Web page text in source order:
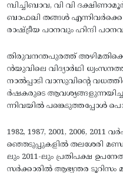
മ്പിച്ചിബാവ, വി വി
ബാഫഖി തങ്ങള്‍
രാഷ്ട്രീയ പഠനവും ഹിന്ദി
തിരുവനന്തപുരത്ത്‌
ന്‍യുവിലെ വിദ്യാര്‍ഥി
നാല്‍പ്പാടി വാസുവിന്റെ
ര്‍ഷകരുടെ
ന്നിവയില്‍ പങ്കെടുത്തപ്പോള്‍
1982, 1987, 2001, 2006,
ഞ്ഞെടുപ്പുകളില്‍ തലശേരി
ലും 2011-ലും പ്രതിപക്ഷ
സര്‍ക്കാരില്‍ ആഭ്യന്തര ടൂറിസം